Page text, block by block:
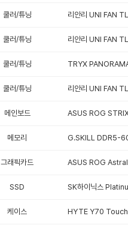
쿨러/튜닝 리안리 UNI FAN
쿨러/튜닝 리안리 UNI FAN
쿨러/튜닝 TRYX
쿨러/튜닝 리안리 UNI FAN
메인보드 ASUS ROG
메모리 G.SKILL DDR5-
그래픽카드 ASUS ROG
SSD SK하이닉스
케이스 HYTE Y70 Touch